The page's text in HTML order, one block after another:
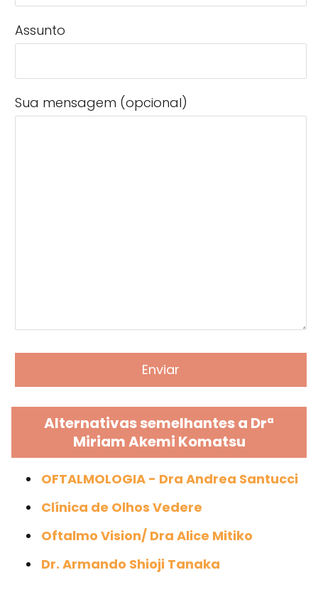
Assunto
Sua mensagem (opcional)
Alternativas semelhantes a Drª
Miriam Akemi Komatsu
OFTALMOLOGIA - Dra Andrea Santucci
Clínica de Olhos Vedere
Oftalmo Vision/ Dra Alice Mitiko
Dr. Armando Shioji Tanaka